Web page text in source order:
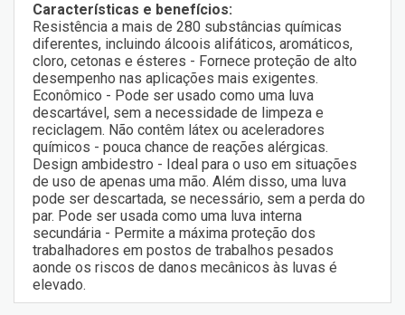
Características e benefícios:
Resistência a mais de 280 substâncias químicas
diferentes, incluindo álcoois alifáticos, aromáticos,
cloro, cetonas e ésteres - Fornece proteção de alto
desempenho nas aplicações mais exigentes.
Econômico - Pode ser usado como uma luva
descartável, sem a necessidade de limpeza e
reciclagem. Não contêm látex ou aceleradores
químicos - pouca chance de reações alérgicas.
Design ambidestro - Ideal para o uso em situações
de uso de apenas uma mão. Além disso, uma luva
pode ser descartada, se necessário, sem a perda do
par. Pode ser usada como uma luva interna
secundária - Permite a máxima proteção dos
trabalhadores em postos de trabalhos pesados
aonde os riscos de danos mecânicos às luvas é
elevado.